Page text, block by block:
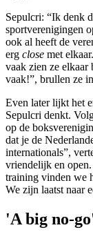
Sepulcri: “Ik denk
sportverenigingen
ook al heeft de
erg close met
vaak zien ze elkaar
vaak!”, brullen ze
Even later lijkt het
Sepulcri denkt.
op de
dat je de
internationals”,
vriendelijk en
training vinden we
We zijn laatst naar
'A big no-